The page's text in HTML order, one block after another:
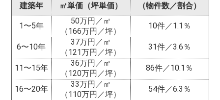
建築年
㎡単価（坪単価） （物件数／割合）
1〜5年
50万円／㎡
（166万円／坪）
10件／1.1％
6〜10年
37万円／㎡
（121万円／坪）
31件／3.6％
11〜15年
36万円／㎡
（120万円／坪）
86件／10.1％
16〜20年
33万円／㎡
（110万円／坪）
54件／6.3％